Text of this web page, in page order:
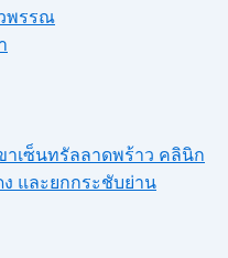
พรรณ
าเซ็นทรัลลาดพร้าว คลินิก
และยกกระชับย่าน